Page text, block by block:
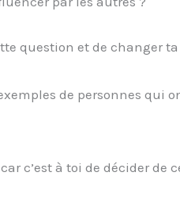
question et de changer
de personnes qui
c’est à toi de décider